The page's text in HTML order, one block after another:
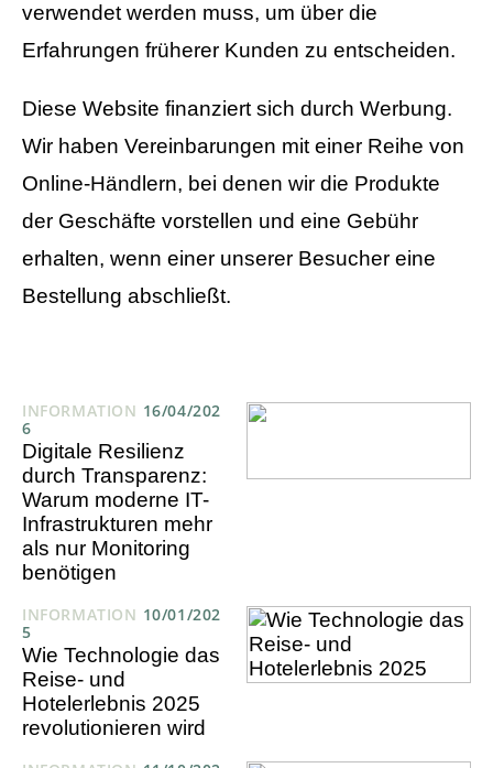
verwendet werden muss, um über die
Erfahrungen früherer Kunden zu entscheiden.
Diese Website finanziert sich durch Werbung.
Wir haben Vereinbarungen mit einer Reihe von
Online-Händlern, bei denen wir die Produkte
der Geschäfte vorstellen und eine Gebühr
erhalten, wenn einer unserer Besucher eine
Bestellung abschließt.
INFORMATION 16/04/202
6
Digitale Resilienz
durch Transparenz:
Warum moderne IT-
Infrastrukturen mehr
als nur Monitoring
benötigen
INFORMATION 10/01/202
5
Wie Technologie das
Reise- und
Hotelerlebnis 2025
revolutionieren wird